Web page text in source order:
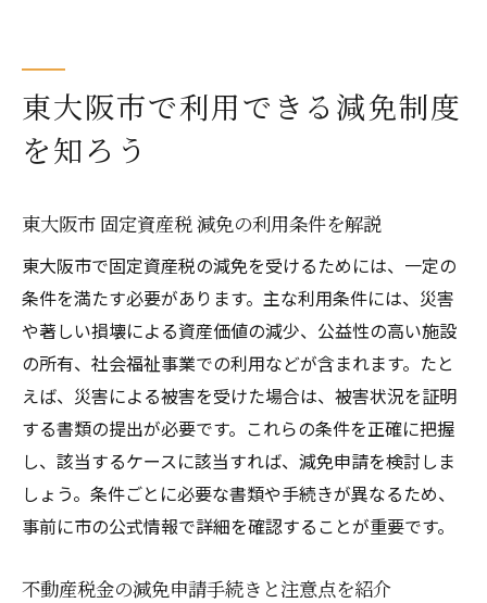
東大阪市で利用できる減免制度
を知ろう
東大阪市 固定資産税 減免の利用条件を解説
東大阪市で固定資産税の減免を受けるためには、一定の
条件を満たす必要があります。主な利用条件には、災害
や著しい損壊による資産価値の減少、公益性の高い施設
の所有、社会福祉事業での利用などが含まれます。たと
えば、災害による被害を受けた場合は、被害状況を証明
する書類の提出が必要です。これらの条件を正確に把握
し、該当するケースに該当すれば、減免申請を検討しま
しょう。条件ごとに必要な書類や手続きが異なるため、
事前に市の公式情報で詳細を確認することが重要です。
不動産税金の減免申請手続きと注意点を紹介